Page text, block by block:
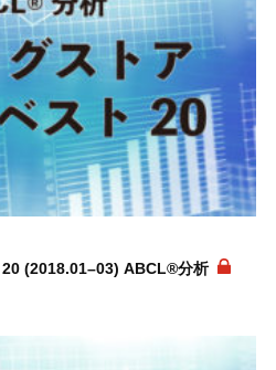
20 (2018.01–03) ABCL®分析